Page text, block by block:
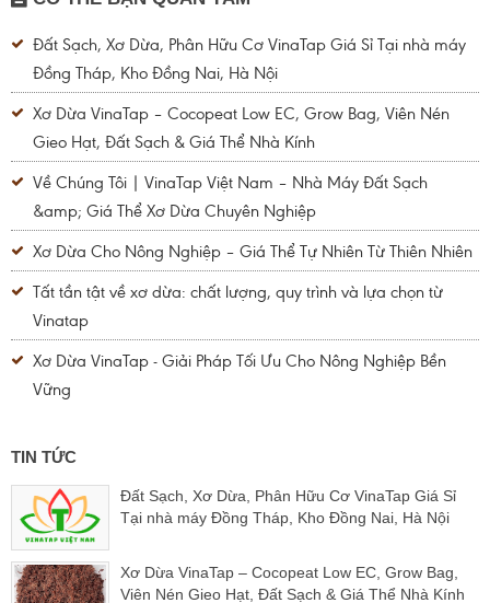
Đất Sạch, Xơ Dừa, Phân Hữu Cơ VinaTap Giá Sỉ Tại nhà máy
Đồng Tháp, Kho Đồng Nai, Hà Nội
Xơ Dừa VinaTap – Cocopeat Low EC, Grow Bag, Viên Nén
Gieo Hạt, Đất Sạch & Giá Thể Nhà Kính
Về Chúng Tôi | VinaTap Việt Nam – Nhà Máy Đất Sạch
&amp; Giá Thể Xơ Dừa Chuyên Nghiệp
Xơ Dừa Cho Nông Nghiệp – Giá Thể Tự Nhiên Từ Thiên Nhiên
Tất tần tật về xơ dừa: chất lượng, quy trình và lựa chọn từ
Vinatap
Xơ Dừa VinaTap - Giải Pháp Tối Ưu Cho Nông Nghiệp Bền
Vững
TIN TỨC
Đất Sạch, Xơ Dừa, Phân Hữu Cơ VinaTap Giá Sỉ
Tại nhà máy Đồng Tháp, Kho Đồng Nai, Hà Nội
Xơ Dừa VinaTap – Cocopeat Low EC, Grow Bag,
Viên Nén Gieo Hạt, Đất Sạch & Giá Thể Nhà Kính